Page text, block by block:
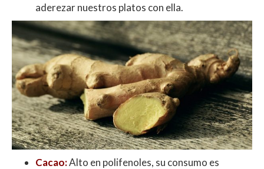
aderezar nuestros platos con ella.
Cacao:Alto en polifenoles, su consumo es